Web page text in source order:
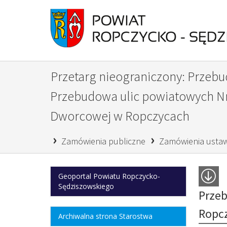
Przetarg nieograniczony:
Przebudowa ulic powiatowych
Dworcowej w Ropczycach
› Zamówienia publiczne › Zamówienia
Geoportal Powiatu Ropczycko-
Sędziszowskiego
Archiwalna strona Starostwa